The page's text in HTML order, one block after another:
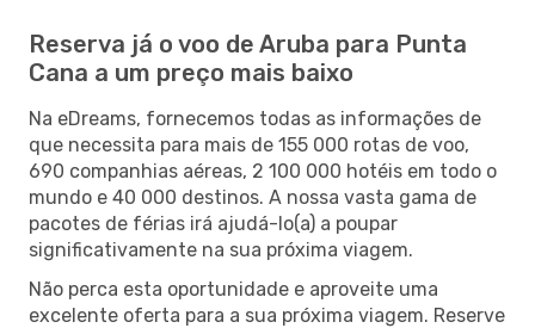
Reserva já o voo de Aruba para Punta
Cana a um preço mais baixo
Na eDreams, fornecemos todas as informações de
que necessita para mais de 155 000 rotas de voo,
690 companhias aéreas, 2 100 000 hotéis em todo o
mundo e 40 000 destinos. A nossa vasta gama de
pacotes de férias irá ajudá-lo(a) a poupar
significativamente na sua próxima viagem.
Não perca esta oportunidade e aproveite uma
excelente oferta para a sua próxima viagem. Reserve